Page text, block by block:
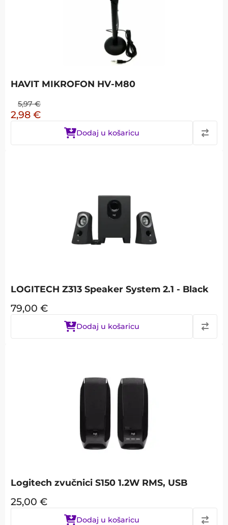
HAVIT MIKROFON HV-M80
5,97 €
2,98 €
Dodaj u košaricu
LOGITECH Z313 Speaker System 2.1 - Black
79,00 €
Dodaj u košaricu
Logitech zvučnici S150 1.2W RMS, USB
25,00 €
Dodaj u košaricu